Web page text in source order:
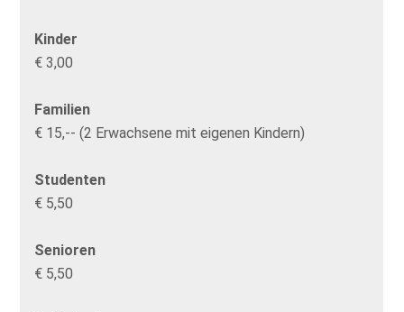
Kinder
€ 3,00
Familien
€ 15,-- (2 Erwachsene mit eigenen Kindern)
Studenten
€ 5,50
Senioren
€ 5,50